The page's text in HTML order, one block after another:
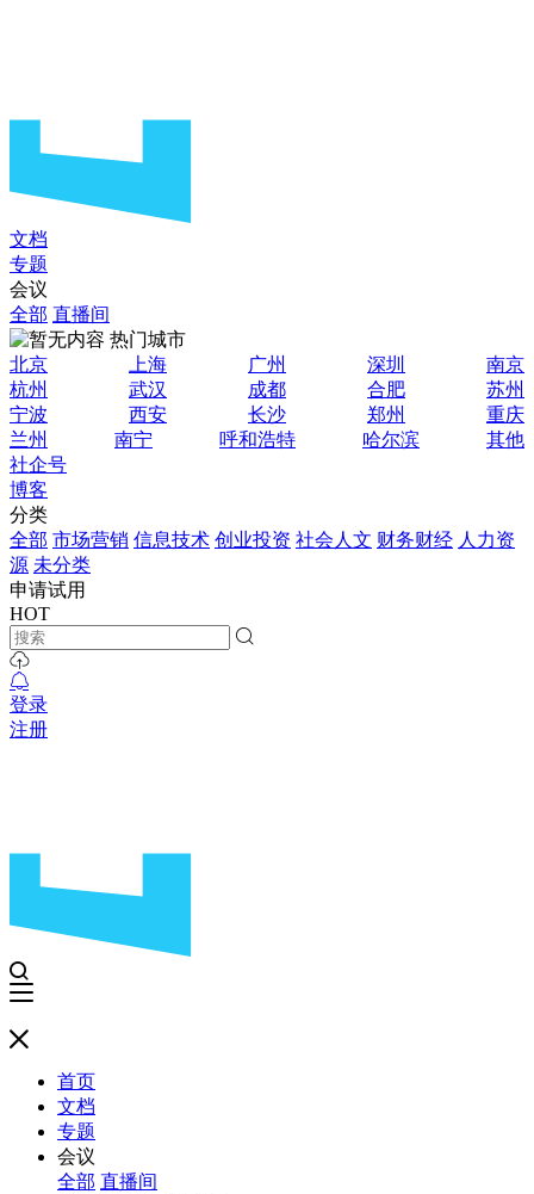
文档
专题
会议
全部 直播间
热门城市
北京
上海 广州 深圳
南京
杭州
武汉 成都 合肥
苏州
宁波
西安 长沙 郑州
重庆
兰州
南宁 呼和浩特 哈尔滨
其他
社企号
博客
分类
全部 市场营销 信息技术 创业投资 社会人文 财务财经 人力资
源 未分类
申请试用
HOT
登录
注册
首页
文档
专题
会议
全部 直播间